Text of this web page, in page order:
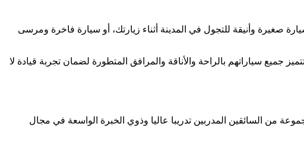
صغيرة وأنيقة للتجول في المدينة أثناء زيارتك، أو سيارة فاخرة ومرسى
جميع سياراتهم بالراحة والأناقة والمرافق المتطورة لضمان تجربة قيادة لا
من السائقين المدربين تدريبا عاليا وذوي الخبرة الواسعة في مجال